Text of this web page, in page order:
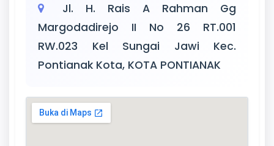
Jl. H. Rais A Rahman Gg
Margodadirejo II No 26 RT.001
RW.023 Kel Sungai Jawi Kec.
Pontianak Kota, KOTA PONTIANAK